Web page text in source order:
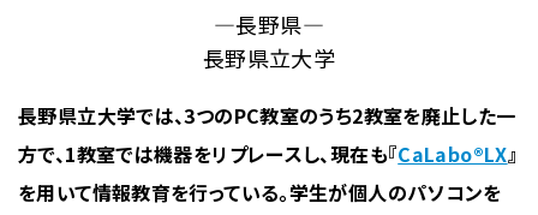
―長野県―
長野県立大学
長野県立大学では、3つのPC教室のうち2教室を廃止した一
方で、1教室では機器をリプレースし、現在も『CaLabo®LX』
を用いて情報教育を行っている。学生が個人のパソコンを